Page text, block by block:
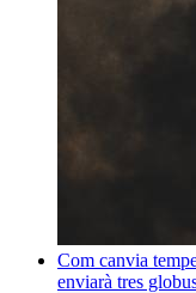
Com canvia
enviarà tres